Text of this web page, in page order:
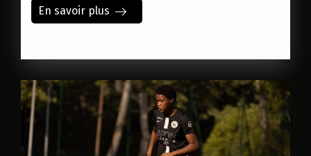
En savoir plus